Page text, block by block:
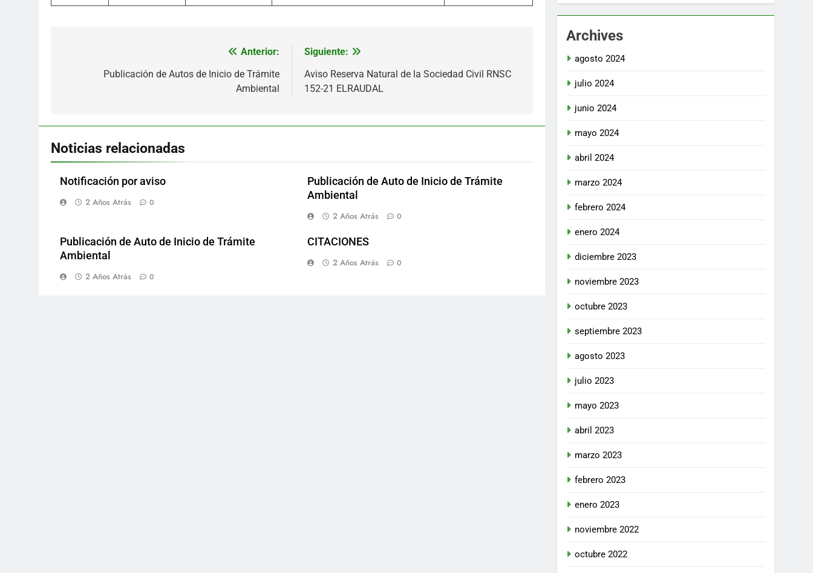
Anterior:
Publicación de Autos de Inicio de Trámite
Ambiental
Siguiente:
Aviso Reserva Natural de la Sociedad Civil RNSC
152-21 ELRAUDAL
Noticias relacionadas
Notificación por aviso
2 Años Atrás 0
Publicación de Auto de Inicio de Trámite
Ambiental
2 Años Atrás 0
Publicación de Auto de Inicio de Trámite
Ambiental
2 Años Atrás 0
CITACIONES
2 Años Atrás 0
Archives
agosto 2024
julio 2024
junio 2024
mayo 2024
abril 2024
marzo 2024
febrero 2024
enero 2024
diciembre 2023
noviembre 2023
octubre 2023
septiembre 2023
agosto 2023
julio 2023
mayo 2023
abril 2023
marzo 2023
febrero 2023
enero 2023
noviembre 2022
octubre 2022